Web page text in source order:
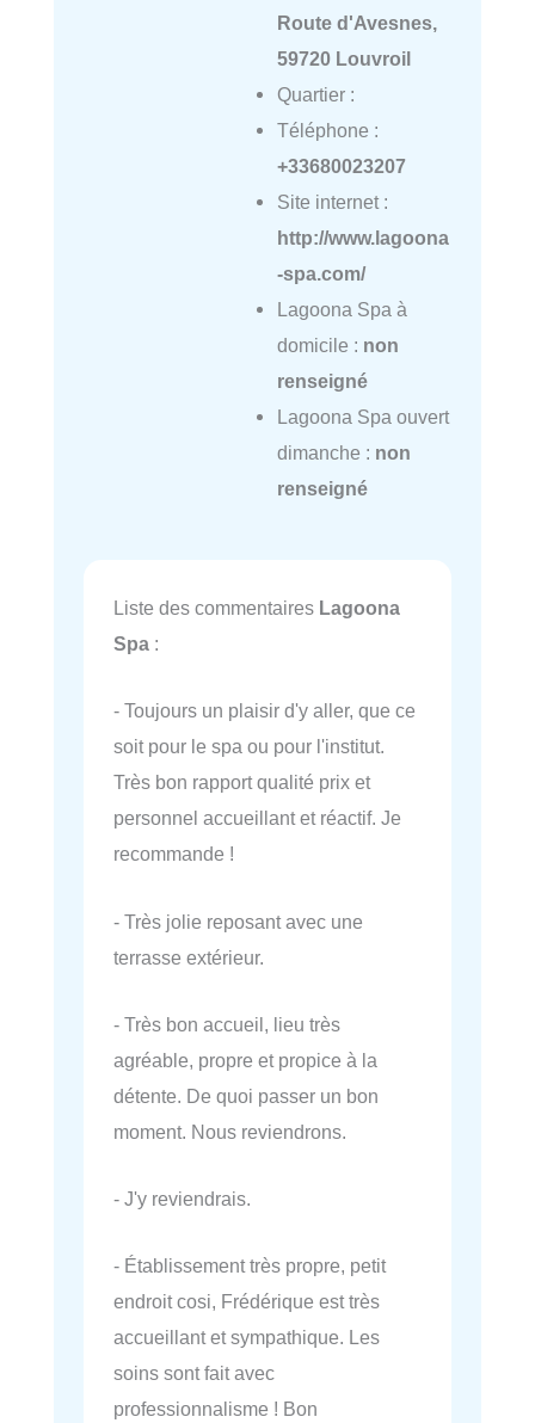
Route d'Avesnes,
59720 Louvroil
Quartier :
Téléphone :
+33680023207
Site internet :
http://www.lagoona
-spa.com/
Lagoona Spa à
domicile : non
renseigné
Lagoona Spa ouvert
dimanche : non
renseigné
Liste des commentaires Lagoona
Spa :
- Toujours un plaisir d'y aller, que ce
soit pour le spa ou pour l'institut.
Très bon rapport qualité prix et
personnel accueillant et réactif. Je
recommande !
- Très jolie reposant avec une
terrasse extérieur.
- Très bon accueil, lieu très
agréable, propre et propice à la
détente. De quoi passer un bon
moment. Nous reviendrons.
- J'y reviendrais.
- Établissement très propre, petit
endroit cosi, Frédérique est très
accueillant et sympathique. Les
soins sont fait avec
professionnalisme ! Bon